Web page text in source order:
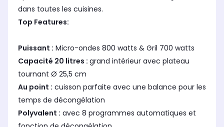
dans toutes les cuisines.
Top Features:
Puissant : Micro-ondes 800 watts & Gril 700 watts
Capacité 20 litres : grand intérieur avec plateau
tournant Ø 25,5 cm
Au point : cuisson parfaite avec une balance pour les
temps de décongélation
Polyvalent : avec 8 programmes automatiques et